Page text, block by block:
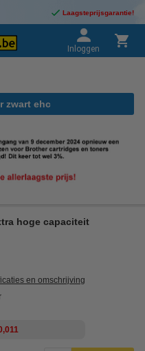
Laagsteprijsgarantie!
Inloggen
zwart ehc
hoge capaciteit
en omschrijving